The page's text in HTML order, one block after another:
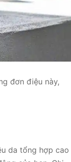
đơn điệu này,
da tổng hợp cao